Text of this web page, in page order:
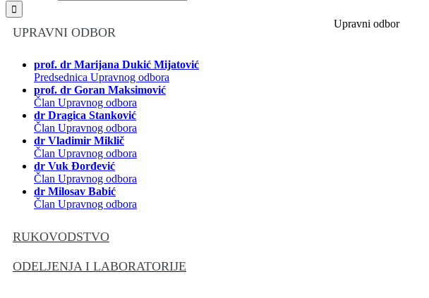
Upravni odbor
UPRAVNI ODBOR
prof. dr Marijana Dukić Mijatović
Predsednica Upravnog odbora
prof. dr Goran Maksimović
Član Upravnog odbora
dr Dragica Stanković
Član Upravnog odbora
dr Vladimir Miklič
Član Upravnog odbora
dr Vuk Đorđević
Član Upravnog odbora
dr Milosav Babić
Član Upravnog odbora
RUKOVODSTVO
ODELJENJA I LABORATORIJE